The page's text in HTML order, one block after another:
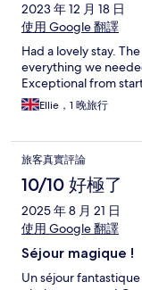
2023 年 12 月 18 日
使用 Google 翻譯
Had a lovely stay.
everything we
Exceptional from
Ellie，1 晚旅行
旅客真實評論
10/10 好極了
2025 年 8 月 21 日
使用 Google 翻譯
Séjour magique !
Un séjour